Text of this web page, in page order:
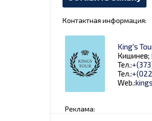
Контактная информация:
King's
Кишинев;
Тел.:
Тел.:
Web.:
Реклама: